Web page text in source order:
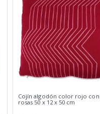
Cojín algodón color rojo con
rosas 50 x 12 x 50 cm